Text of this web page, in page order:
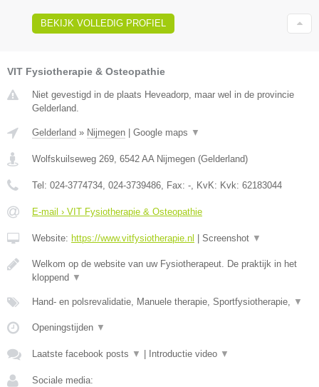
BEKIJK VOLLEDIG PROFIEL
VIT Fysiotherapie & Osteopathie
Niet gevestigd in de plaats Heveadorp, maar wel in de provincie
Gelderland.
Gelderland » Nijmegen Google maps ▼
Wolfskuilseweg 269, 6542 AA Nijmegen (Gelderland)
Tel: 024-3774734, 024-3739486, Fax: -, KvK: Kvk: 62183044
E-mail › VIT Fysiotherapie & Osteopathie
Website: https://www.vitfysiotherapie.nl Screenshot ▼
Welkom op de website van uw Fysiotherapeut. De praktijk in het
kloppend ▼
Hand- en polsrevalidatie, Manuele therapie, Sportfysiotherapie, ▼
Openingstijden ▼
Laatste facebook posts ▼ Introductie video ▼
Sociale media: